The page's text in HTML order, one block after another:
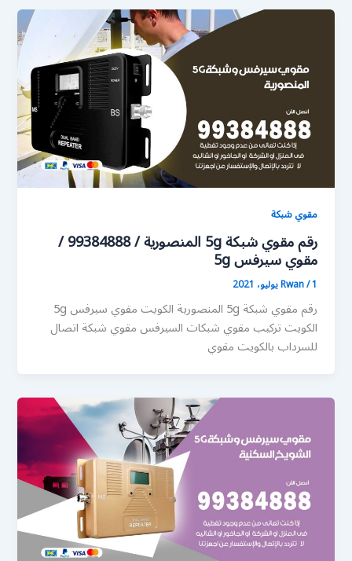
مقوي شبكة
رقم مقوي شبكة 5g المنصورية / 99384888 /
مقوي سيرفس 5g
Rwan/1 يوليو، 2021
رقم مقوي شبكة 5g المنصورية الكويت مقوي سيرفس 5g
الكويت تركيب مقوي شبكات السيرفس مقوي شبكة اتصال
للسرداب بالكويت مقوي